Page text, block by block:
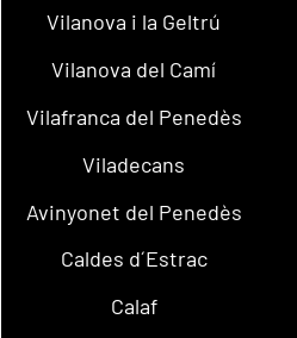
Vilanova i la Geltrú
Vilanova del Camí
Vilafranca del Penedès
Viladecans
Avinyonet del Penedès
Caldes d´Estrac
Calaf